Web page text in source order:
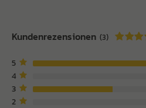
Kundenrezensionen (3)
5
4
3
2